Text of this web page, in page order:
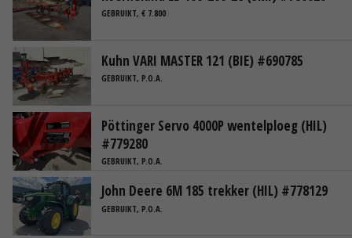
GEBRUIKT, € 7.800
Kuhn VARI MASTER 121 (BIE) #690785
GEBRUIKT, P.O.A.
Pöttinger Servo 4000P wentelploeg (HIL)
#779280
GEBRUIKT, P.O.A.
John Deere 6M 185 trekker (HIL) #778129
GEBRUIKT, P.O.A.